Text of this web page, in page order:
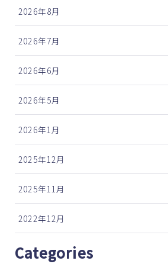
2026年8月
2026年7月
2026年6月
2026年5月
2026年1月
2025年12月
2025年11月
2022年12月
Categories